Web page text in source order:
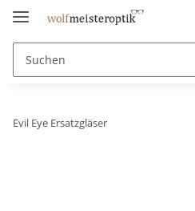
Evil Eye Ersatzgläser